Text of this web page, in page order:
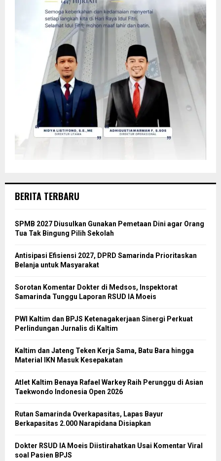
BERITA TERBARU
SPMB 2027 Diusulkan Gunakan Pemetaan Dini agar Orang
Tua Tak Bingung Pilih Sekolah
Antisipasi Efisiensi 2027, DPRD Samarinda Prioritaskan
Belanja untuk Masyarakat
Sorotan Komentar Dokter di Medsos, Inspektorat
Samarinda Tunggu Laporan RSUD IA Moeis
PWI Kaltim dan BPJS Ketenagakerjaan Sinergi Perkuat
Perlindungan Jurnalis di Kaltim
Kaltim dan Jateng Teken Kerja Sama, Batu Bara hingga
Material IKN Masuk Kesepakatan
Atlet Kaltim Benaya Rafael Warkey Raih Perunggu di Asian
Taekwondo Indonesia Open 2026
Rutan Samarinda Overkapasitas, Lapas Bayur
Berkapasitas 2.000 Narapidana Disiapkan
Dokter RSUD IA Moeis Diistirahatkan Usai Komentar Viral
soal Pasien BPJS